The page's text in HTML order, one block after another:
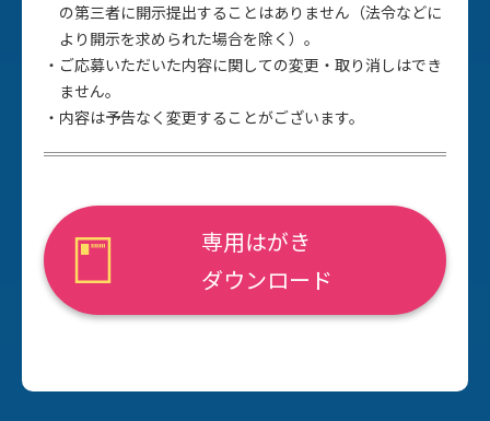
の第三者に開示提出することはありません（法令などに
より開示を求められた場合を除く）。
ご応募いただいた内容に関しての変更・取り消しはでき
ません。
内容は予告なく変更することがございます。
専用はがき
ダウンロード